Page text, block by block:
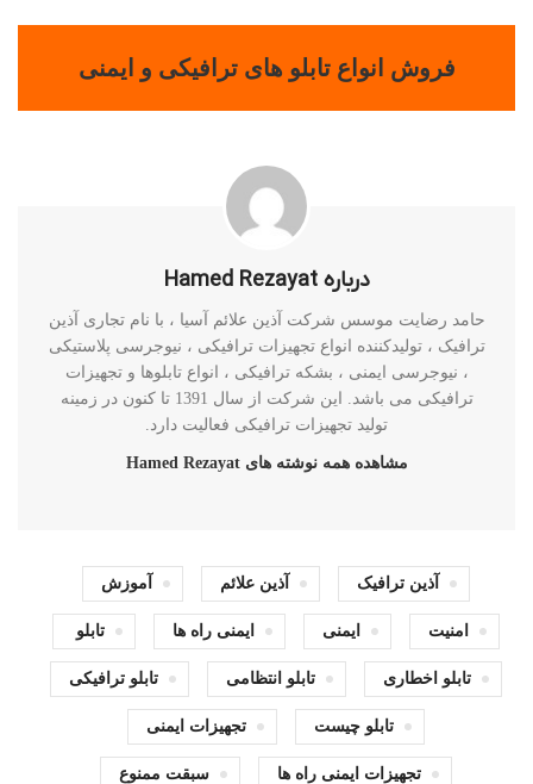
فروش انواع تابلو های ترافیکی و ایمنی
درباره Hamed Rezayat
حامد رضایت موسس شرکت آذین علائم آسیا ، با نام تجاری آذین
ترافیک ، تولیدکننده انواع تجهیزات ترافیکی ، نیوجرسی پلاستیکی
، نیوجرسی ایمنی ، بشکه ترافیکی ، انواع تابلوها و تجهیزات
ترافیکی می باشد. این شرکت از سال 1391 تا کنون در زمینه
تولید تجهیزات ترافیکی فعالیت دارد.
مشاهده همه نوشته های Hamed Rezayat
آذین ترافیک آذین علائم آموزش
امنیت ایمنی ایمنی راه ها تابلو
تابلو اخطاری تابلو انتظامی تابلو ترافیکی
تابلو چیست تجهیزات ایمنی
تجهیزات ایمنی راه ها سبقت ممنوع